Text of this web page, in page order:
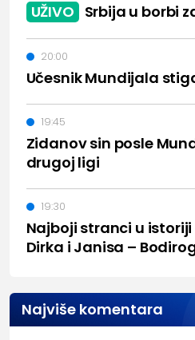
UŽIVO Srbija u borbi
Učesnik Mundijala
20:00
Zidanov sin posle
drugoj ligi
19:45
Najboji stranci u istoriji
Dirka i Janisa –
19:30
Najviše komentara